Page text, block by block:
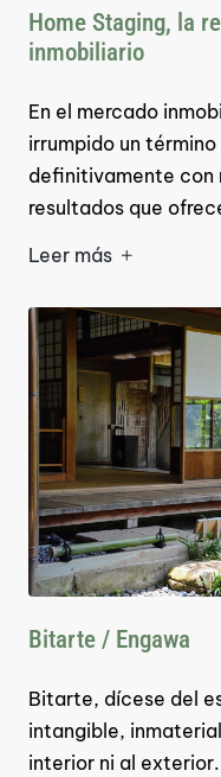
Home Staging, la
inmobiliario
En el mercado
irrumpido un
definitivamente con
resultados que
Leer más
Bitarte / Engawa
Bitarte, dícese del
intangible,
interior ni al